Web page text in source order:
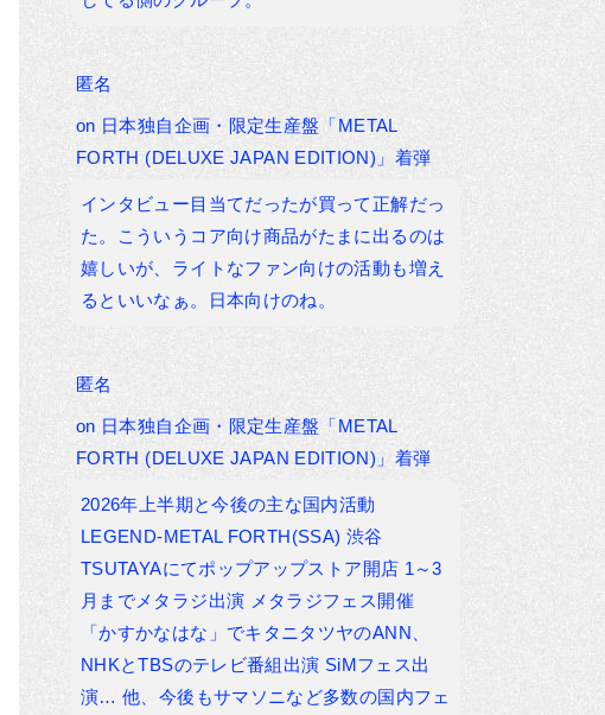
匿名
on 日本独自企画・限定生産盤「METAL
FORTH (DELUXE JAPAN EDITION)」着弾
インタビュー目当てだったが買って正解だっ
た。こういうコア向け商品がたまに出るのは
嬉しいが、ライトなファン向けの活動も増え
るといいなぁ。日本向けのね。
匿名
on 日本独自企画・限定生産盤「METAL
FORTH (DELUXE JAPAN EDITION)」着弾
2026年上半期と今後の主な国内活動
LEGEND-METAL FORTH(SSA) 渋谷
TSUTAYAにてポップアップストア開店 1～3
月までメタラジ出演 メタラジフェス開催
「かすかなはな」でキタニタツヤのANN、
NHKとTBSのテレビ番組出演 SiMフェス出
演… 他、今後もサマソニなど多数の国内フェ